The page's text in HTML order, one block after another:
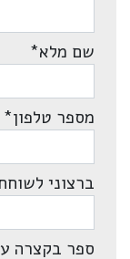
שם מלא*
מספר טלפון*
ברצוני
ספר בקצרה